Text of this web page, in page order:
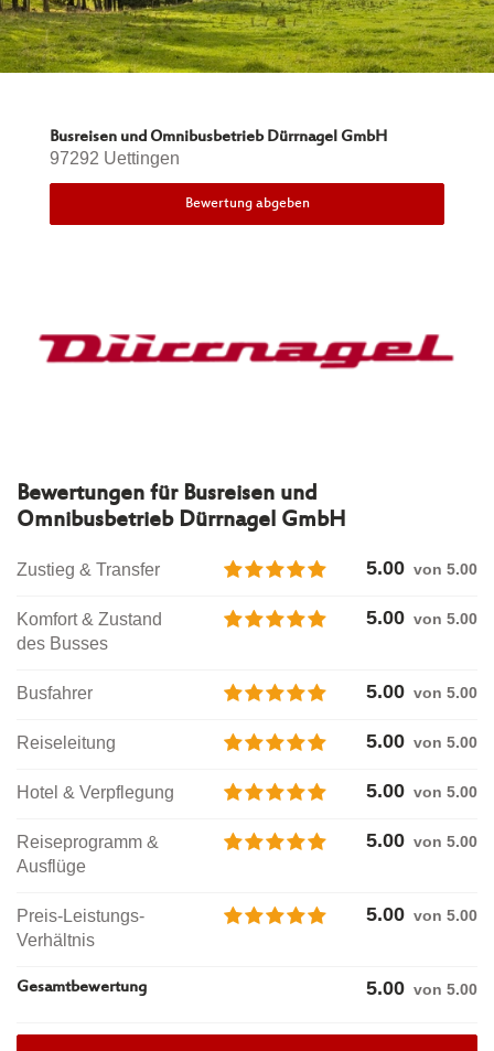
Busreisen und Omnibusbetrieb Dürrnagel GmbH
97292 Uettingen
Bewertung abgeben
Bewertungen für Busreisen und
Omnibusbetrieb Dürrnagel GmbH
Zustieg & Transfer 5.00 von 5.00
Komfort & Zustand
des Busses
5.00 von 5.00
Busfahrer 5.00 von 5.00
Reiseleitung 5.00 von 5.00
Hotel & Verpflegung 5.00 von 5.00
Reiseprogramm &
Ausflüge
5.00 von 5.00
Preis-Leistungs-
Verhältnis
5.00 von 5.00
Gesamtbewertung 5.00 von 5.00